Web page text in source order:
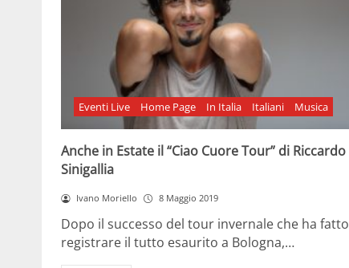
Eventi Live Home Page In Italia Italiani Musica
Anche in Estate il “Ciao Cuore Tour” di Riccardo
Sinigallia
Ivano Moriello 8 Maggio 2019
Dopo il successo del tour invernale che ha fatto
registrare il tutto esaurito a Bologna,…